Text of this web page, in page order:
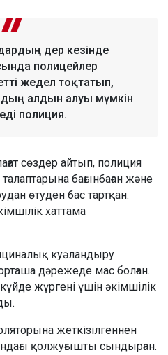
дер кезінде
полицейлер
жедел тоқтатып,
алдын алуы мүмкін
полиция.
сөздер айтып, полиция
бағынбаған және
өтуден бас тартқан.
хаттама
куәландыру
дәрежеде мас болған.
жүргені үшін әкімшілік
жеткізілгеннен
қолжуғышты сындырған.